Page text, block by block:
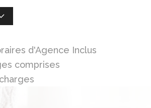
d'Agence Inclus
comprises